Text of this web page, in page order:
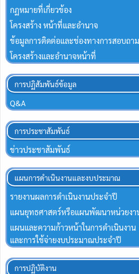
กฏหมายที่เกี่ยวข้อง
โครงสร้าง หน้าที่และอำนาจ
ข้อมูลการติดต่อและช่องทางการสอบถาม
โครงสร้างและอำนาจหน้าที่
การปฏิสัมพันธ์ข้อมูล
Q&A
การประชาสัมพันธ์
ข่าวประชาสัมพันธ์
แผนการดำเนินงานและงบประมาณ
รายงานผลการดำเนินงานประจำปี
แผนยุทธศาสตร์หรือแผนพัฒนาหน่วยงา
แผนและความก้าวหน้าในการดำเนินงาน
และการใช้จ่ายงบประมาณประจำปี
การปฏิบัติงาน